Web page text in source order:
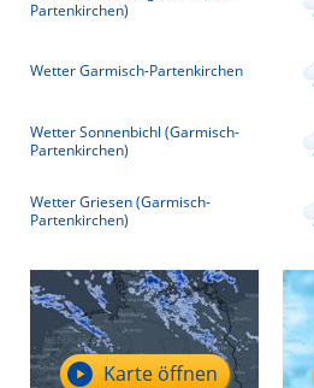
Partenkirchen)
Wetter Garmisch-Partenkirchen
Wetter Sonnenbichl (Garmisch-
Partenkirchen)
Wetter Griesen (Garmisch-
Partenkirchen)
Karte öffnen